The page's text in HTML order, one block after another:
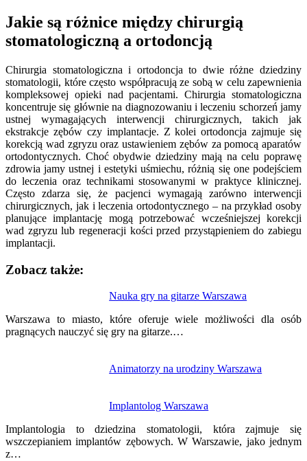
Jakie są różnice między chirurgią
stomatologiczną a ortodoncją
Chirurgia stomatologiczna i ortodoncja to dwie różne dziedziny
stomatologii, które często współpracują ze sobą w celu zapewnienia
kompleksowej opieki nad pacjentami. Chirurgia stomatologiczna
koncentruje się głównie na diagnozowaniu i leczeniu schorzeń jamy
ustnej wymagających interwencji chirurgicznych, takich jak
ekstrakcje zębów czy implantacje. Z kolei ortodoncja zajmuje się
korekcją wad zgryzu oraz ustawieniem zębów za pomocą aparatów
ortodontycznych. Choć obydwie dziedziny mają na celu poprawę
zdrowia jamy ustnej i estetyki uśmiechu, różnią się one podejściem
do leczenia oraz technikami stosowanymi w praktyce klinicznej.
Często zdarza się, że pacjenci wymagają zarówno interwencji
chirurgicznych, jak i leczenia ortodontycznego – na przykład osoby
planujące implantację mogą potrzebować wcześniejszej korekcji
wad zgryzu lub regeneracji kości przed przystąpieniem do zabiegu
implantacji.
Zobacz także:
Nauka gry na gitarze Warszawa
Warszawa to miasto, które oferuje wiele możliwości dla osób
pragnących nauczyć się gry na gitarze.…
Animatorzy na urodziny Warszawa
Implantolog Warszawa
Implantologia to dziedzina stomatologii, która zajmuje się
wszczepianiem implantów zębowych. W Warszawie, jako jednym
z…
wpisu